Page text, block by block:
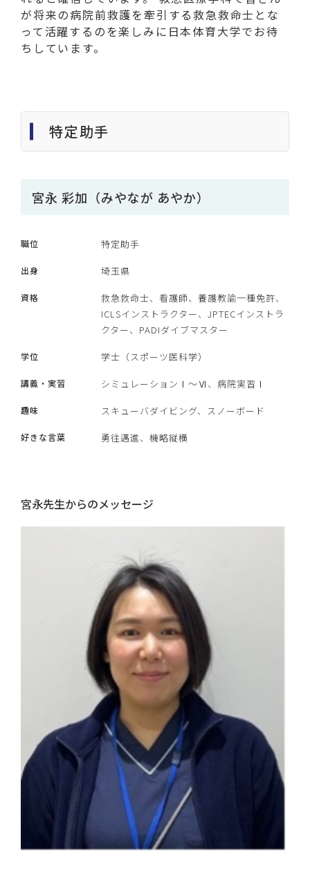
が将来の病院前救護を牽引する救急救命士とな
って活躍するのを楽しみに日本体育大学でお待
ちしています。
特定助手
宮永 彩加（みやなが あやか）
職位 特定助手
出身 埼玉県
資格
救急救命士、看護師、養護教諭一種免許、
ICLSインストラクター、JPTECインストラ
クター、PADIダイブマスター
学位 学士（スポーツ医科学）
講義・実習 シミュレーションⅠ～Ⅵ、病院実習Ⅰ
趣味 スキューバダイビング、スノーボード
好きな言葉 勇往邁進、機略縦横
宮永先生からのメッセージ